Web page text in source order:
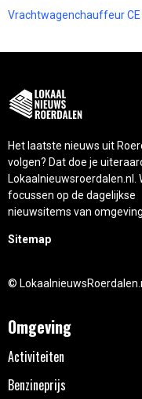
Vrachtwagenchauffeur
Het laatste nieuws uit
volgen? Dat doe je
Lokaalnieuwsroerdalen.nl.
focussen op de dagelijkse
nieuwsitems van
Sitemap
©
Omgeving
Activiteiten
Benzineprijs